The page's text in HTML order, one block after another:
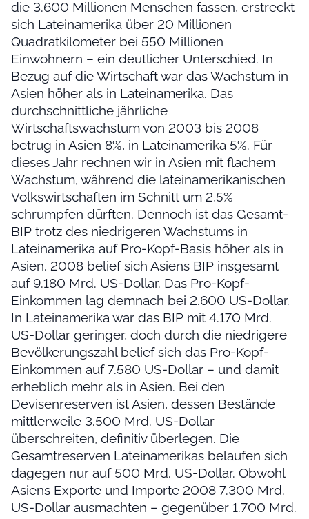
die 3.600 Millionen Menschen fassen, erstreckt
sich Lateinamerika über 20 Millionen
Quadratkilometer bei 550 Millionen
Einwohnern – ein deutlicher Unterschied. In
Bezug auf die Wirtschaft war das Wachstum in
Asien höher als in Lateinamerika. Das
durchschnittliche jährliche
Wirtschaftswachstum von 2003 bis 2008
betrug in Asien 8%, in Lateinamerika 5%. Für
dieses Jahr rechnen wir in Asien mit flachem
Wachstum, während die lateinamerikanischen
Volkswirtschaften im Schnitt um 2,5%
schrumpfen dürften. Dennoch ist das Gesamt-
BIP trotz des niedrigeren Wachstums in
Lateinamerika auf Pro-Kopf-Basis höher als in
Asien. 2008 belief sich Asiens BIP insgesamt
auf 9.180 Mrd. US-Dollar. Das Pro-Kopf-
Einkommen lag demnach bei 2.600 US-Dollar.
In Lateinamerika war das BIP mit 4.170 Mrd.
US-Dollar geringer, doch durch die niedrigere
Bevölkerungszahl belief sich das Pro-Kopf-
Einkommen auf 7.580 US-Dollar – und damit
erheblich mehr als in Asien. Bei den
Devisenreserven ist Asien, dessen Bestände
mittlerweile 3.500 Mrd. US-Dollar
überschreiten, definitiv überlegen. Die
Gesamtreserven Lateinamerikas belaufen sich
dagegen nur auf 500 Mrd. US-Dollar. Obwohl
Asiens Exporte und Importe 2008 7.300 Mrd.
US-Dollar ausmachten – gegenüber 1.700 Mrd.